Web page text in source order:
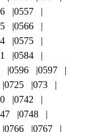
0557
0566
0575
0584
0596
0597
0725
073
0742
0748
0766
0767